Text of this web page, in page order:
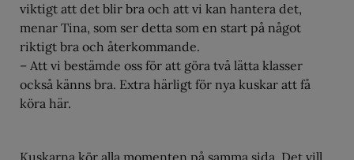
viktigt att det blir bra och att vi kan hantera det,
menar Tina, som ser detta som en start på något
riktigt bra och återkommande.
– Att vi bestämde oss för att göra två lätta klasser
också känns bra. Extra härligt för nya kuskar att få
köra här.